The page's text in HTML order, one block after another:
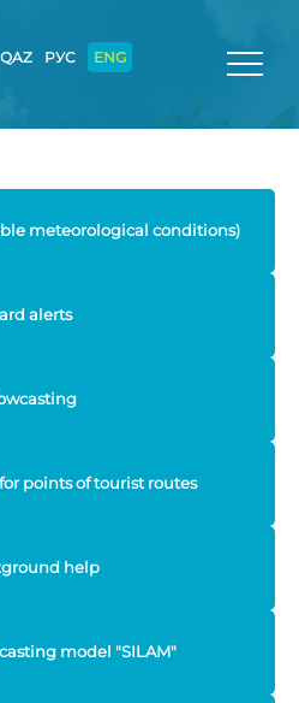
QAZ РУС ENG
meteorological conditions)
alerts
points of tourist routes
help
model "SILAM"